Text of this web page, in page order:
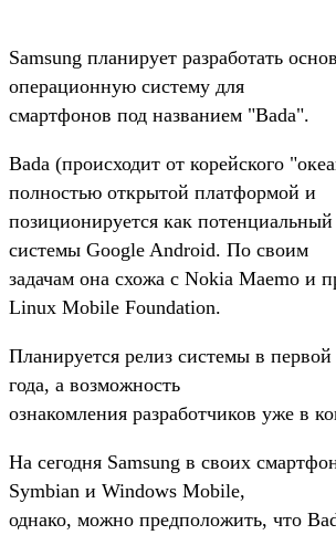
Samsung планирует разработать
операционную систему для
смартфонов под названием "Bada".
Bada (происходит от корейского
полностью открытой платформой и
позиционируется как потенциальный
системы Google Android. По своим
задачам она схожа с Nokia Maemo и
Linux Mobile Foundation.
Планируется релиз системы в
года, а возможность
ознакомления разработчиков уже в
На сегодня Samsung в своих
Symbian и Windows Mobile,
однако, можно предположить, что